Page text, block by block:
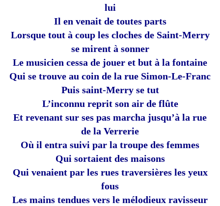
lui
Il en venait de toutes parts
Lorsque tout à coup les cloches de Saint-Merry
se mirent à sonner
Le musicien cessa de jouer et but à la fontaine
Qui se trouve au coin de la rue Simon-Le-Franc
Puis saint-Merry se tut
L’inconnu reprit son air de flûte
Et revenant sur ses pas marcha jusqu’à la rue
de la Verrerie
Où il entra suivi par la troupe des femmes
Qui sortaient des maisons
Qui venaient par les rues traversières les yeux
fous
Les mains tendues vers le mélodieux ravisseur